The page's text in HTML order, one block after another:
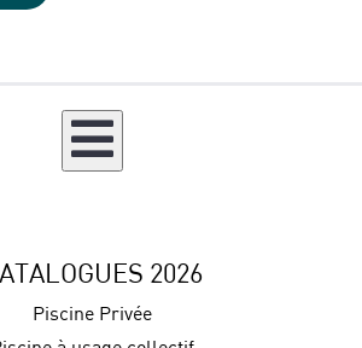
2026
Piscine Privée